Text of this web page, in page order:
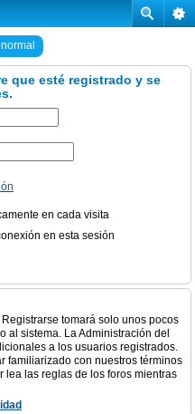
que esté registrado y se
en cada visita
en esta sesión
tomará solo unos pocos
al sistema. La Administración del
a los usuarios registrados.
familiarizado con nuestros términos
lea las reglas de los foros mientras